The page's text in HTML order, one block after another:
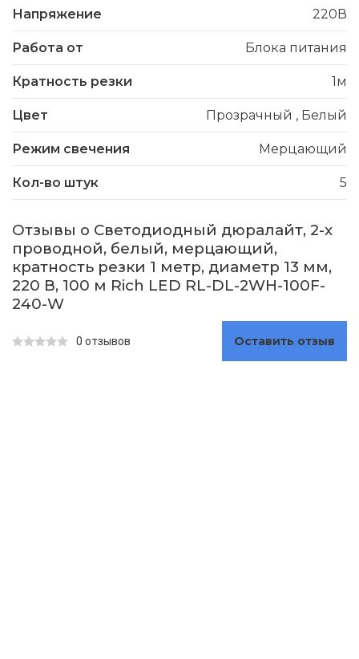
Напряжение 220В
Работа от Блока питания
Кратность резки 1м
Цвет Прозрачный , Белый
Режим свечения Мерцающий
Кол-во штук 5
Отзывы о Светодиодный дюралайт, 2-х
проводной, белый, мерцающий,
кратность резки 1 метр, диаметр 13 мм,
220 В, 100 м Rich LED RL-DL-2WH-100F-
240-W
0 отзывов Оставить отзыв